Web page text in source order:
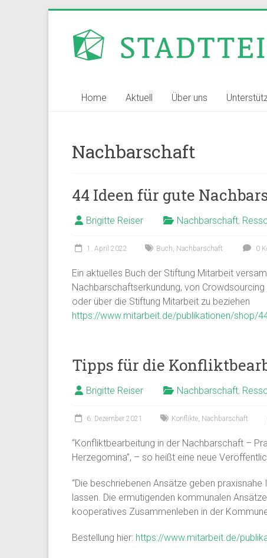
springenStadtteilvernetzer
Stuttgart
Home Aktuell Über uns
Nachbarschaft
44 Ideen für gute
Brigitte Reiser Nachbarschaft,
1. April 2022 Buch, Nachbarschaft 0
Ein aktuelles Buch der Stiftung Mitarbeit
Nachbarschaftserkundung, von Crowdsourcing
oder über die Stiftung Mitarbeit zu beziehen
https://www.mitarbeit.de/publikationen/shop/
Tipps für die
Brigitte Reiser Nachbarschaft,
6. Dezember 2021 Konflikte, Nachbarschaft
“Konfliktbearbeitung in der Nachbarschaft –
Herzegomina”, – so heißt eine neue
“Die beschriebenen Ansätze geben
lassen. Die ermutigenden kommunalen
kooperatives Zusammenleben in der
Bestellung hier: https://www.mitarbeit.de/